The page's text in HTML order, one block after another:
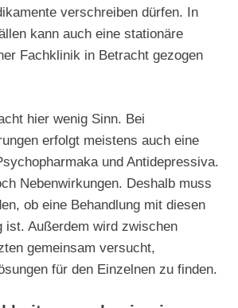
verschreiben dürfen. In
kann auch eine stationäre
Fachklinik in Betracht gezogen
hier wenig Sinn. Bei
erfolgt meistens auch eine
und Antidepressiva.
Nebenwirkungen. Deshalb muss
ob eine Behandlung mit diesen
ist. Außerdem wird zwischen
gemeinsam versucht,
für den Einzelnen zu finden.